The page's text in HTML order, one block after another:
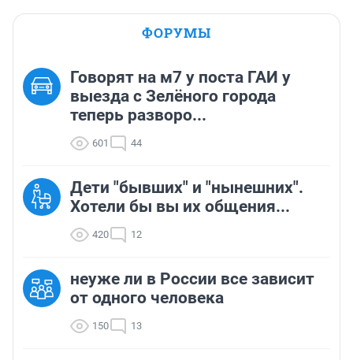
ФОРУМЫ
Говорят на м7 у поста ГАИ у
выезда с Зелёного города
теперь разворо...
601 44
Дети "бывших" и "нынешних".
Хотели бы вы их общения...
420 12
неуже ли в России все зависит
от одного человека
150 13